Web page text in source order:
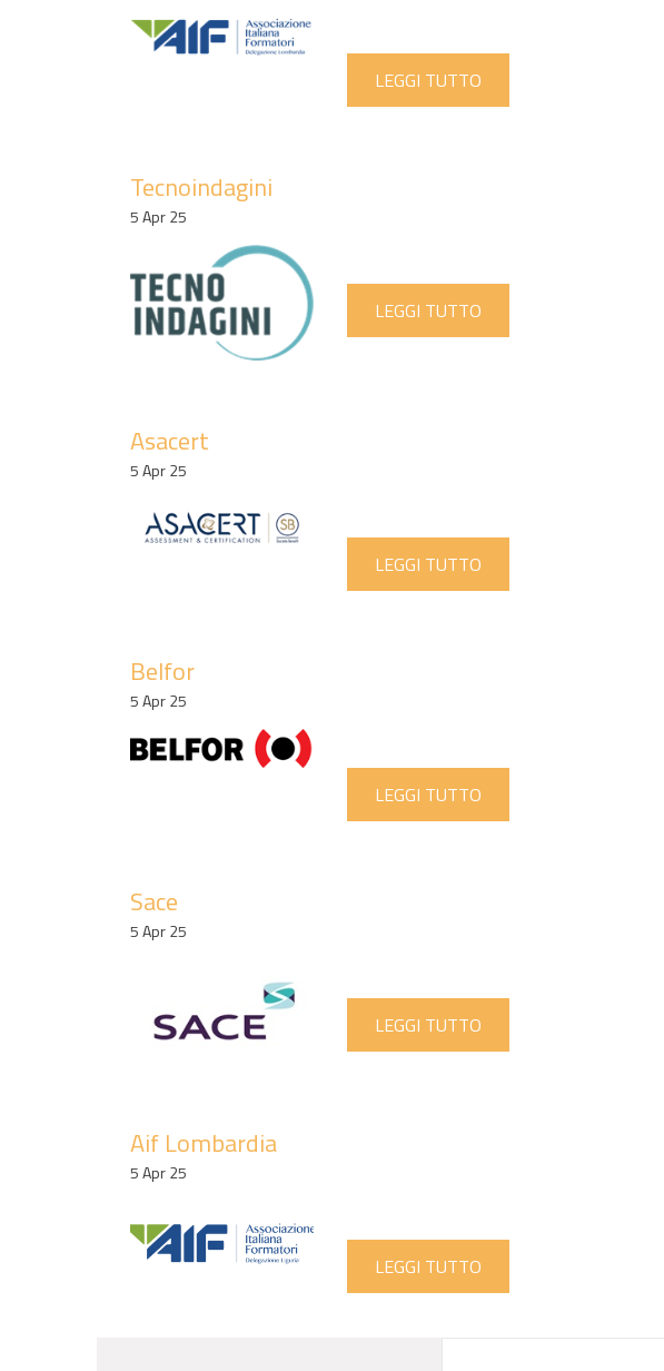
LEGGI TUTTO
Tecnoindagini
5 Apr 25
LEGGI TUTTO
Asacert
5 Apr 25
LEGGI TUTTO
Belfor
5 Apr 25
LEGGI TUTTO
Sace
5 Apr 25
LEGGI TUTTO
Aif Lombardia
5 Apr 25
LEGGI TUTTO